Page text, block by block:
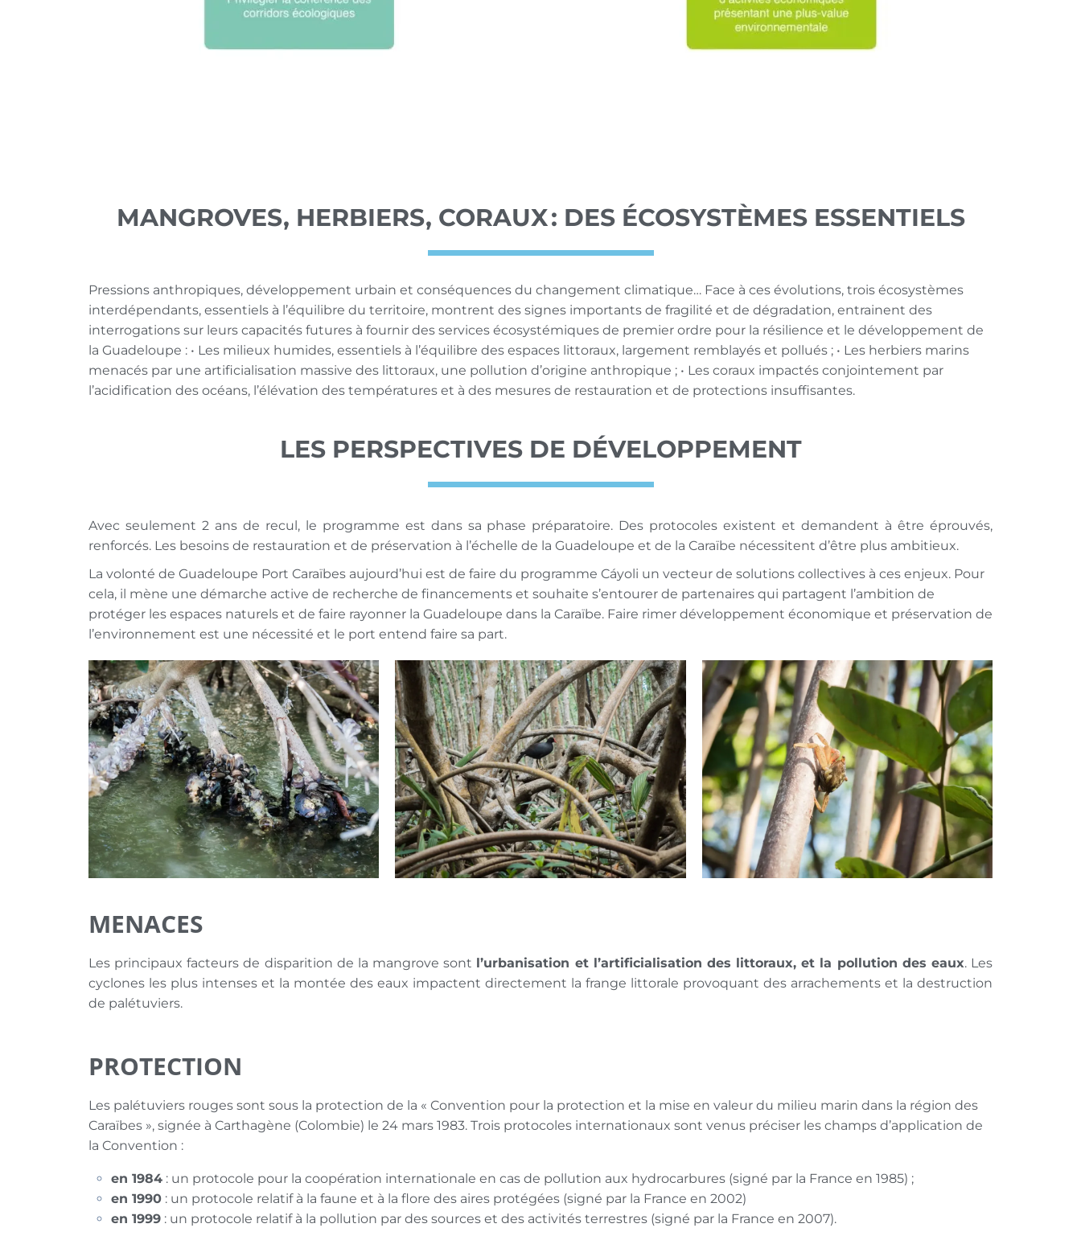
MANGROVES, HERBIERS, CORAUX : DES ÉCOSYSTÈMES ESSENTIELS
Pressions anthropiques, développement urbain et conséquences du changement climatique… Face à ces évolutions, trois écosystèmes
interdépendants, essentiels à l’équilibre du territoire, montrent des signes importants de fragilité et de dégradation, entrainent des
interrogations sur leurs capacités futures à fournir des services écosystémiques de premier ordre pour la résilience et le développement de
la Guadeloupe : • Les milieux humides, essentiels à l’équilibre des espaces littoraux, largement remblayés et pollués ; • Les herbiers marins
menacés par une artificialisation massive des littoraux, une pollution d’origine anthropique ; • Les coraux impactés conjointement par
l’acidification des océans, l’élévation des températures et à des mesures de restauration et de protections insuffisantes.
LES PERSPECTIVES DE DÉVELOPPEMENT
Avec seulement 2 ans de recul, le programme est dans sa phase préparatoire. Des protocoles existent et demandent à être éprouvés,
renforcés. Les besoins de restauration et de préservation à l’échelle de la Guadeloupe et de la Caraïbe nécessitent d’être plus ambitieux.
La volonté de Guadeloupe Port Caraïbes aujourd’hui est de faire du programme Cáyoli un vecteur de solutions collectives à ces enjeux. Pour
cela, il mène une démarche active de recherche de financements et souhaite s’entourer de partenaires qui partagent l’ambition de
protéger les espaces naturels et de faire rayonner la Guadeloupe dans la Caraïbe. Faire rimer développement économique et préservation de
l’environnement est une nécessité et le port entend faire sa part.
MENACES
Les principaux facteurs de disparition de la mangrove sont l’urbanisation et l’artificialisation des littoraux, et la pollution des eaux. Les
cyclones les plus intenses et la montée des eaux impactent directement la frange littorale provoquant des arrachements et la destruction
de palétuviers.
PROTECTION
Les palétuviers rouges sont sous la protection de la « Convention pour la protection et la mise en valeur du milieu marin dans la région des
Caraïbes », signée à Carthagène (Colombie) le 24 mars 1983. Trois protocoles internationaux sont venus préciser les champs d’application de
la Convention :
en 1984 : un protocole pour la coopération internationale en cas de pollution aux hydrocarbures (signé par la France en 1985) ;
en 1990 : un protocole relatif à la faune et à la flore des aires protégées (signé par la France en 2002)
en 1999 : un protocole relatif à la pollution par des sources et des activités terrestres (signé par la France en 2007).